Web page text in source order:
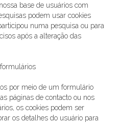
base de usuários com
podem usar cookies
numa pesquisa ou para
após a alteração das
por meio de um formulário
páginas de contacto ou nos
os cookies podem ser
os detalhes do usuário para